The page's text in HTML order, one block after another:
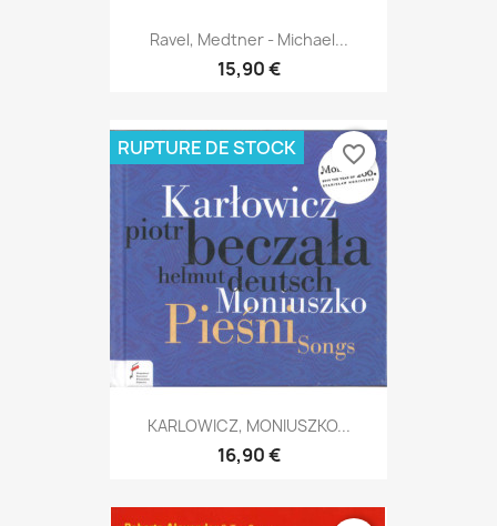
Ravel, Medtner - Michael...
15,90 €
KARLOWICZ, MONIUSZKO...
16,90 €
RUPTURE DE STOCK favorite_border